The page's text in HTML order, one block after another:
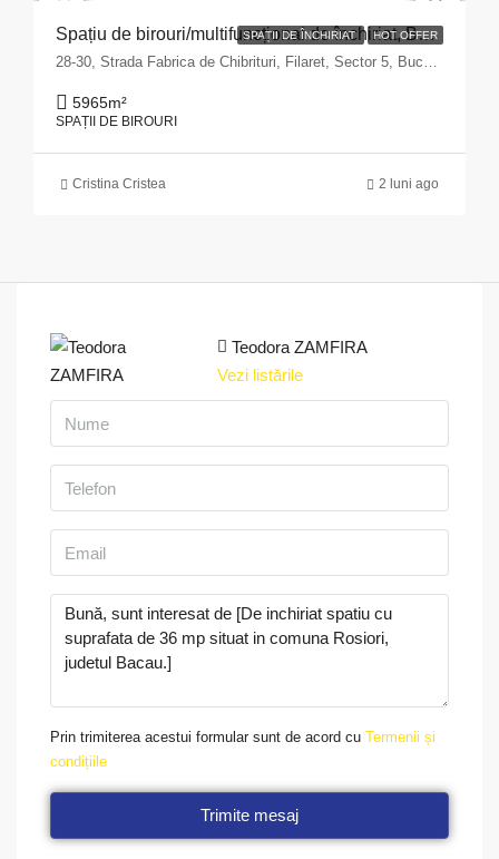
SPAȚII DE ÎNCHIRIAT HOT OFFER
Spațiu de birouri/multifuncțional de închiriat, București, Sector 5 – zona Fabrica de Chibrituri
28-30, Strada Fabrica de Chibrituri, Filaret, Sector 5, Bucharest, 040542, Romania
5965m²
SPAȚII DE BIROURI
Cristina Cristea 2 luni ago
Teodora ZAMFIRA
Vezi listările
Prin trimiterea acestui formular sunt de acord cu Termenii și
condițiile
Trimite mesaj